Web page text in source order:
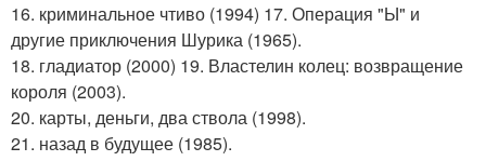
16. криминальное чтиво (1994) 17. Операция "Ы" и
другие приключения Шурика (1965).
18. гладиатор (2000) 19. Властелин колец: возвращение
короля (2003).
20. карты, деньги, два ствола (1998).
21. назад в будущее (1985).